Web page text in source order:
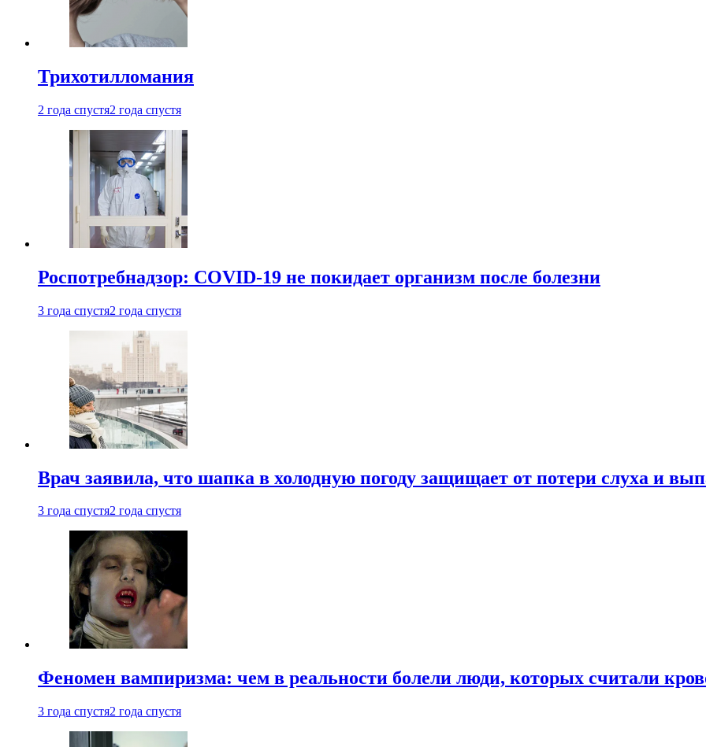
Трихотилломания
2 года спустя2 года спустя
Роспотребнадзор: COVID-19 не покидает организм после болезни
3 года спустя2 года спустя
Врач заявила, что шапка в холодную погоду защищает от потери слуха и
3 года спустя2 года спустя
Феномен вампиризма: чем в реальности болели люди, которых считали
3 года спустя2 года спустя